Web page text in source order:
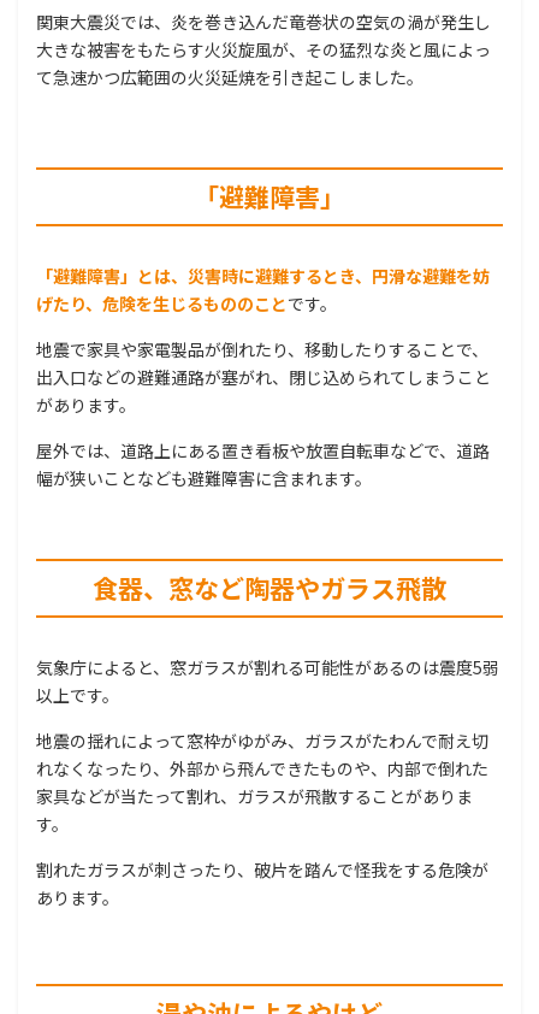
関東大震災では、炎を巻き込んだ竜巻状の空気の渦が発生し
大きな被害をもたらす火災旋風が、その猛烈な炎と風によっ
て急速かつ広範囲の火災延焼を引き起こしました。
「避難障害」
「避難障害」とは、災害時に避難するとき、円滑な避難を妨
げたり、危険を生じるもののことです。
地震で家具や家電製品が倒れたり、移動したりすることで、
出入口などの避難通路が塞がれ、閉じ込められてしまうこと
があります。
屋外では、道路上にある置き看板や放置自転車などで、道路
幅が狭いことなども避難障害に含まれます。
食器、窓など陶器やガラス飛散
気象庁によると、窓ガラスが割れる可能性があるのは震度5弱
以上です。
地震の揺れによって窓枠がゆがみ、ガラスがたわんで耐え切
れなくなったり、外部から飛んできたものや、内部で倒れた
家具などが当たって割れ、ガラスが飛散することがありま
す。
割れたガラスが刺さったり、破片を踏んで怪我をする危険が
あります。